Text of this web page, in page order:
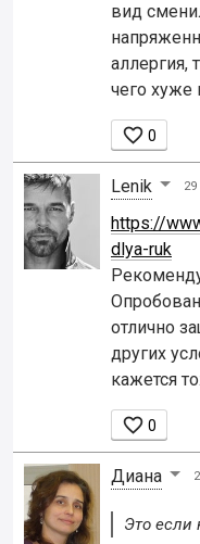
вид
аллергия,
чего хуже
 0
Lenik
https://
dlya-ruk
отлично
других
кажется
 0
Диана
Это